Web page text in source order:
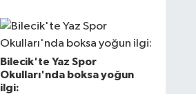
Bilecik'te Yaz Spor
Okulları'nda boksa yoğun
ilgi: